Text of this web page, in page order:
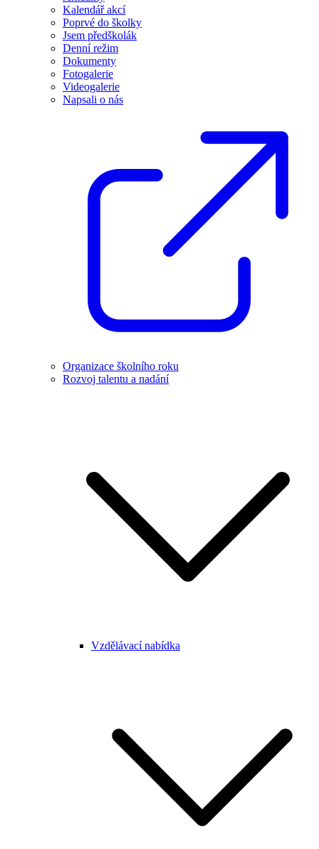
Kalendář akcí
Poprvé do školky
Jsem předškolák
Denní režim
Dokumenty
Fotogalerie
Videogalerie
Napsali o nás
Organizace školního roku
Rozvoj talentu a nadání
Vzdělávací nabídka